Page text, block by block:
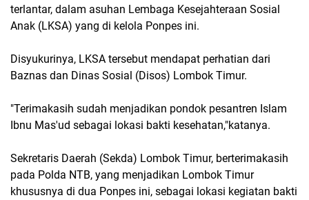
terlantar, dalam asuhan Lembaga Kesejahteraan Sosial
Anak (LKSA) yang di kelola Ponpes ini.
Disyukurinya, LKSA tersebut mendapat perhatian dari
Baznas dan Dinas Sosial (Disos) Lombok Timur.
"Terimakasih sudah menjadikan pondok pesantren Islam
Ibnu Mas'ud sebagai lokasi bakti kesehatan,"katanya.
Sekretaris Daerah (Sekda) Lombok Timur, berterimakasih
pada Polda NTB, yang menjadikan Lombok Timur
khususnya di dua Ponpes ini, sebagai lokasi kegiatan bakti